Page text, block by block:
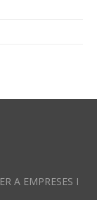
A EMPRESES I